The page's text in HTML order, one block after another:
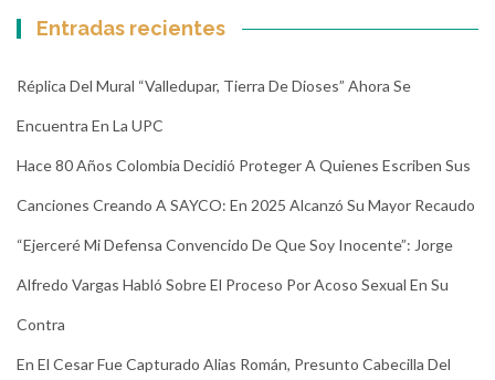
Entradas recientes
Réplica Del Mural “Valledupar, Tierra De Dioses” Ahora Se
Encuentra En La UPC
Hace 80 Años Colombia Decidió Proteger A Quienes Escriben Sus
Canciones Creando A SAYCO: En 2025 Alcanzó Su Mayor Recaudo
“Ejerceré Mi Defensa Convencido De Que Soy Inocente”: Jorge
Alfredo Vargas Habló Sobre El Proceso Por Acoso Sexual En Su
Contra
En El Cesar Fue Capturado Alias Román, Presunto Cabecilla Del